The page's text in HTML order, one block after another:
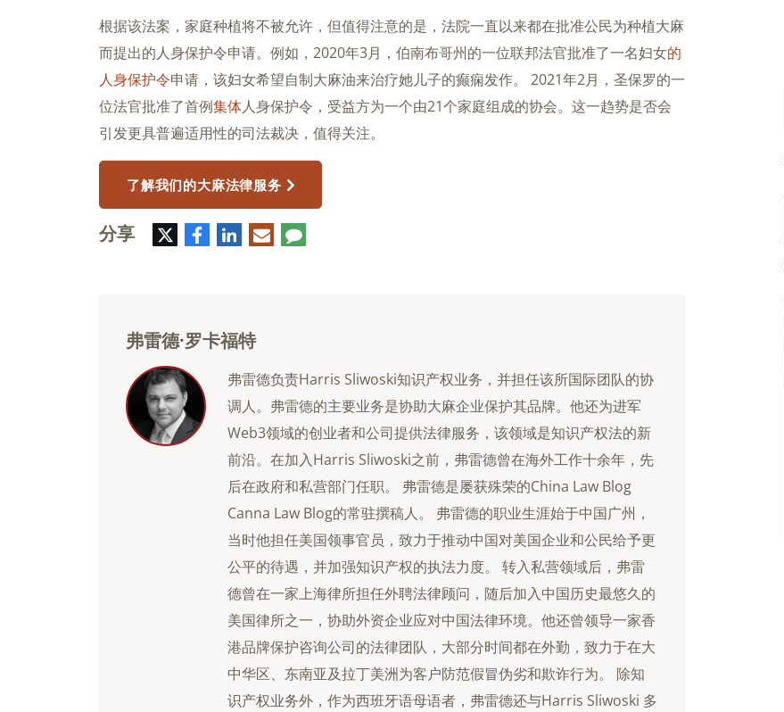
根据该法案，家庭种植将不被允许，但值得注意的是，法院一直以来都在批准公民为种植大麻
而提出的人身保护令申请。例如，2020年3月，伯南布哥州的一位联邦法官批准了一名妇女的
人身保护令申请，该妇女希望自制大麻油来治疗她儿子的癫痫发作。 2021年2月，圣保罗的一
位法官批准了首例集体人身保护令，受益方为一个由21个家庭组成的协会。这一趋势是否会
引发更具普遍适用性的司法裁决，值得关注。
了解我们的大麻法律服务
分享 推
特
脸
书
领
英
电
子
评
论
弗雷德·罗卡福特
弗雷德负责Harris Sliwoski知识产权业务，并担任该所国际团队的协
调人。弗雷德的主要业务是协助大麻企业保护其品牌。他还为进军
Web3领域的创业者和公司提供法律服务，该领域是知识产权法的新
前沿。在加入Harris Sliwoski之前，弗雷德曾在海外工作十余年，先
后在政府和私营部门任职。 弗雷德是屡获殊荣的China Law Blog
Canna Law Blog的常驻撰稿人。 弗雷德的职业生涯始于中国广州，
当时他担任美国领事官员，致力于推动中国对美国企业和公民给予更
公平的待遇，并加强知识产权的执法力度。 转入私营领域后，弗雷
德曾在一家上海律所担任外聘法律顾问，随后加入中国历史最悠久的
美国律所之一，协助外资企业应对中国法律环境。他还曾领导一家香
港品牌保护咨询公司的法律团队，大部分时间都在外勤，致力于在大
中华区、东南亚及拉丁美洲为客户防范假冒伪劣和欺诈行为。 除知
识产权业务外，作为西班牙语母语者，弗雷德还与Harris Sliwoski 多